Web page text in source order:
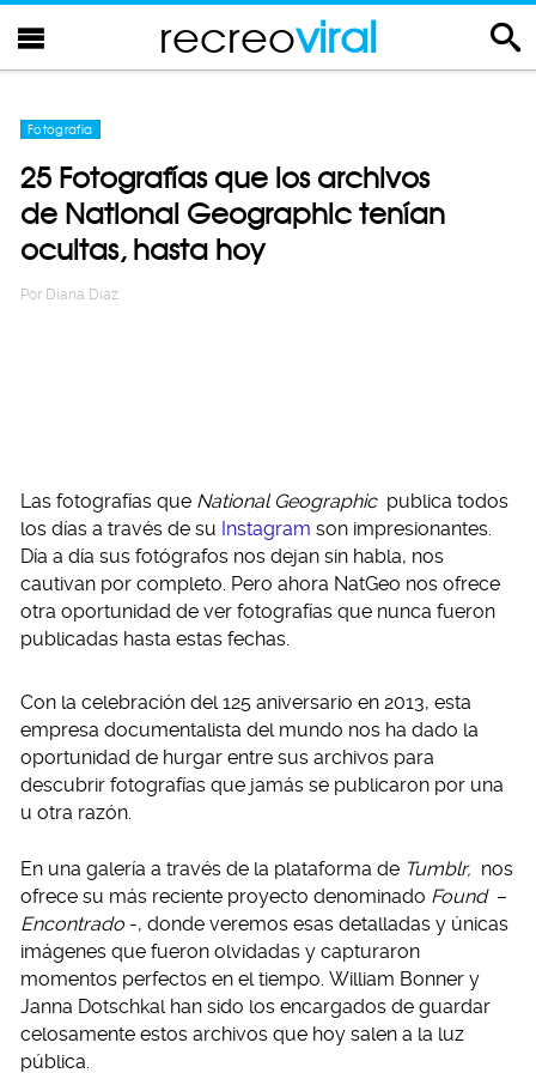
recreoviral
Fotografia
25 Fotografías que los archivos
de National Geographic tenían
ocultas, hasta hoy
Por Diana Diaz
Las fotografías que National Geographic publica todos
los días a través de su Instagram son impresionantes.
Día a día sus fotógrafos nos dejan sin habla, nos
cautivan por completo. Pero ahora NatGeo nos ofrece
otra oportunidad de ver fotografías que nunca fueron
publicadas hasta estas fechas.
Con la celebración del 125 aniversario en 2013, esta
empresa documentalista del mundo nos ha dado la
oportunidad de hurgar entre sus archivos para
descubrir fotografías que jamás se publicaron por una
u otra razón.
En una galería a través de la plataforma de Tumblr, nos
ofrece su más reciente proyecto denominado Found –
Encontrado -, donde veremos esas detalladas y únicas
imágenes que fueron olvidadas y capturaron
momentos perfectos en el tiempo. William Bonner y
Janna Dotschkal han sido los encargados de guardar
celosamente estos archivos que hoy salen a la luz
pública.